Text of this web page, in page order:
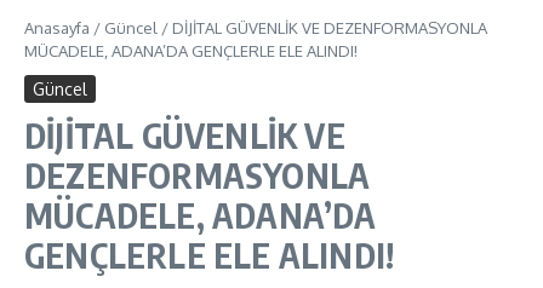
Anasayfa / Güncel / DİJİTAL GÜVENLİK VE DEZENFORMASYONLA
MÜCADELE, ADANA’DA GENÇLERLE ELE ALINDI!
Güncel
DİJİTAL GÜVENLİK VE
DEZENFORMASYONLA
MÜCADELE, ADANA’DA
GENÇLERLE ELE ALINDI!